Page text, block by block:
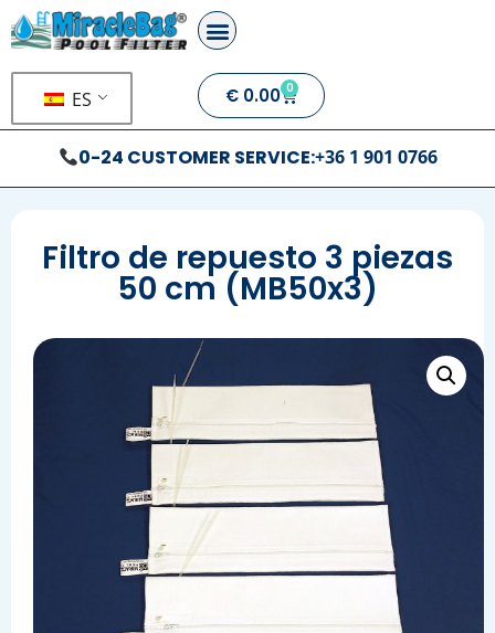
ES € 0.00 0
0-24 CUSTOMER SERVICE:+36 1 901 0766
Filtro de repuesto 3 piezas
50 cm (MB50x3)